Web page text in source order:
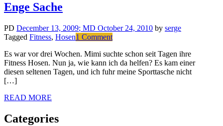
Enge Sache
PD December 13, 2009; MD October 24, 2010 by serge
Tagged Fitness, Hosen1 Commenton
Sache
Es war vor drei Wochen. Mimi suchte schon seit Tagen ihre
Fitness Hosen. Nun ja, wie kann ich da helfen? Es kam einer
diesen seltenen Tagen, und ich fuhr meine Sporttasche nicht
[…]
READ MORE
Categories